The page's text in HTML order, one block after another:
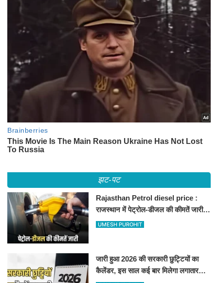
झट-पट
Rajasthan Petrol diesel price :
राजस्थान में पेट्रोल-डीजल की कीमतें जारी,
जानिए बीकानेर समेत पुरे प्रदेश में नए रेट
UMESH PUROHIT
जारी हुआ 2026 की सरकारी छुट्टियों का
कैलेंडर, इस साल कई बार मिलेगा लगातार